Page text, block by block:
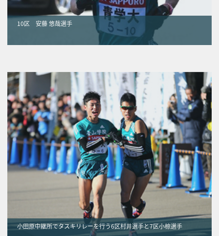
10区 安藤 悠哉選手
小田原中継所でタスキリレーを行う6区村井選手と7区小椋選手